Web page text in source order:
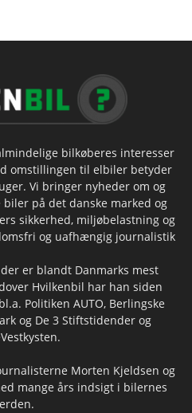
bilkøberes interesser
omstillingen til elbiler betyder
Vi bringer nyheder om og
på det danske marked og
sikkerhed, miljøbelastning og
og uafhængig journalistik
er blandt Danmarks mest
Hvilkenbil har han siden
Politiken AUTO, Berlingske
og De 3 Stiftstidender og
Morten Kjeldsen og
mange års indsigt i bilernes